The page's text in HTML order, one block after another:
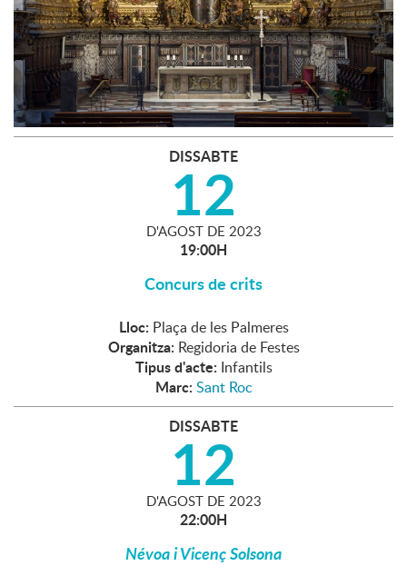
DISSABTE
12
D'AGOST DE 2023
19:00H
Concurs de crits
Lloc: Plaça de les Palmeres
Organitza: Regidoria de Festes
Tipus d'acte: Infantils
Marc: Sant Roc
DISSABTE
12
D'AGOST DE 2023
22:00H
Névoa i Vicenç Solsona